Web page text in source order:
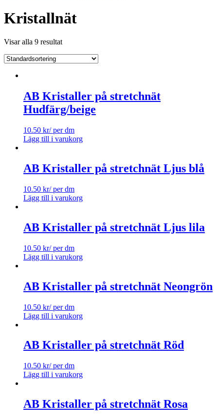
Kristallnät
Visar alla 9 resultat
AB Kristaller på stretchnät
Hudfärg/beige
10.50 kr/ per dm
Lägg till i varukorg
AB Kristaller på stretchnät Ljus blå
10.50 kr/ per dm
Lägg till i varukorg
AB Kristaller på stretchnät Ljus lila
10.50 kr/ per dm
Lägg till i varukorg
AB Kristaller på stretchnät Neongrön
10.50 kr/ per dm
Lägg till i varukorg
AB Kristaller på stretchnät Röd
10.50 kr/ per dm
Lägg till i varukorg
AB Kristaller på stretchnät Rosa